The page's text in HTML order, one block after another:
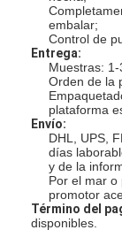
embalar;
Control de
Entrega:
Muestras:
Orden de la
plataforma
Envío:
DHL, UPS,
días
y de la
Por el mar
promotor
Término del
disponibles.